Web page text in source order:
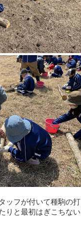
ッフが付いて種駒の打
りと最初はぎこちない